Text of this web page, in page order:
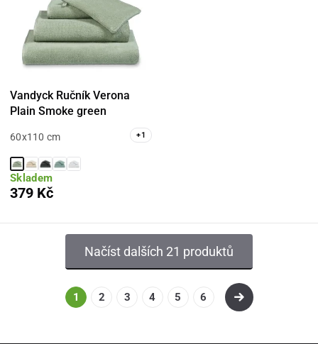
Vandyck Ručník Verona
Plain Smoke green
60x110 cm +1
Skladem
379 Kč
Načíst dalších 21 produktů
1 2 3 4 5 6